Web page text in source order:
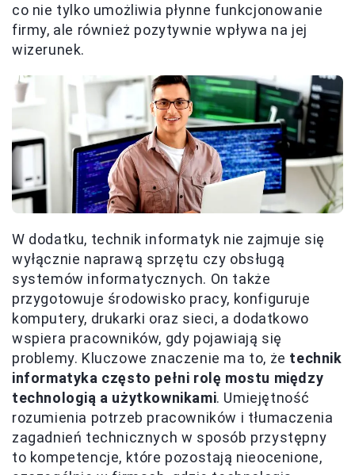
co nie tylko umożliwia płynne funkcjonowanie
firmy, ale również pozytywnie wpływa na jej
wizerunek.
W dodatku, technik informatyk nie zajmuje się
wyłącznie naprawą sprzętu czy obsługą
systemów informatycznych. On także
przygotowuje środowisko pracy, konfiguruje
komputery, drukarki oraz sieci, a dodatkowo
wspiera pracowników, gdy pojawiają się
problemy. Kluczowe znaczenie ma to, że technik
informatyka często pełni rolę mostu między
technologią a użytkownikami. Umiejętność
rozumienia potrzeb pracowników i tłumaczenia
zagadnień technicznych w sposób przystępny
to kompetencje, które pozostają nieocenione,